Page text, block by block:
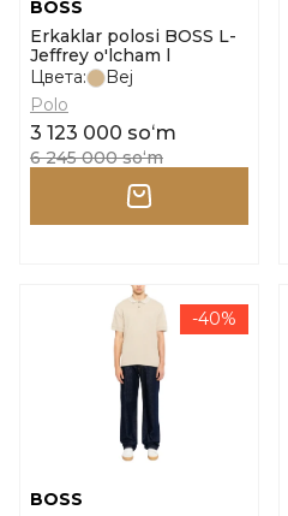
BOSS
Erkaklar polosi BOSS L-
Jeffrey o'lcham l
Цвета:
Bej
Polo
3 123 000 soʻm
6 245 000 soʻm
-40%
BOSS